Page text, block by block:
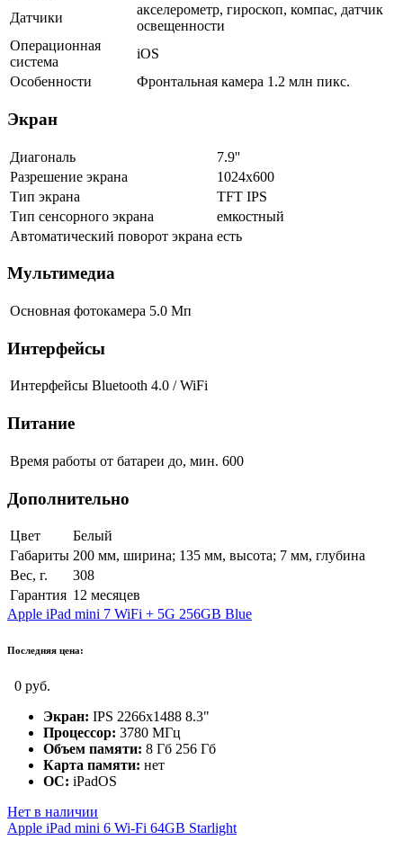
Датчики
акселерометр, гироскоп, компас, датчик
освещенности
Операционная
система
iOS
Особенности
Фронтальная камера 1.2 млн пикс.
Экран
Диагональ
7.9''
Разрешение экрана
1024x600
Тип экрана
TFT IPS
Тип сенсорного экрана
емкостный
Автоматический поворот экрана есть
Мультимедиа
Основная фотокамера 5.0 Мп
Интерфейсы
Интерфейсы Bluetooth 4.0 / WiFi
Питание
Время работы от батареи до, мин. 600
Дополнительно
Цвет
Белый
Габариты 200 мм, ширина; 135 мм, высота; 7 мм, глубина
Вес, г.
308
Гарантия 12 месяцев
Apple iPad mini 7 WiFi + 5G 256GB Blue
Последняя цена:
0 руб.
Экран: IPS 2266x1488 8.3"
Процессор: 3780 МГц
Объем памяти: 8 Гб 256 Гб
Карта памяти: нет
ОС: iPadOS
Нет в наличии
Apple iPad mini 6 Wi-Fi 64GB Starlight